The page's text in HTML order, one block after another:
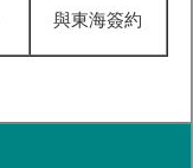
與東海簽約